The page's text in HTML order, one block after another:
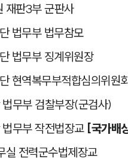
재판3부 군판사
법무부 법무참모
법무부 징계위원장
현역복무부적합심의위원
무부 검찰부장(군검사)
무부 작전법장교 [국가배
실 전력군수법제장교